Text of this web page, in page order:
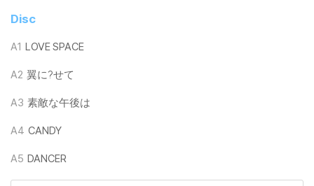
Disc
A1 LOVE SPACE
A2 翼に?せて
A3 素敵な午後は
A4 CANDY
A5 DANCER